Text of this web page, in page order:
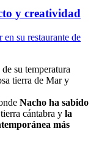
y creatividad
su temperatura
tierra de Mar y
Nacho ha sabido
cántabra y la
más